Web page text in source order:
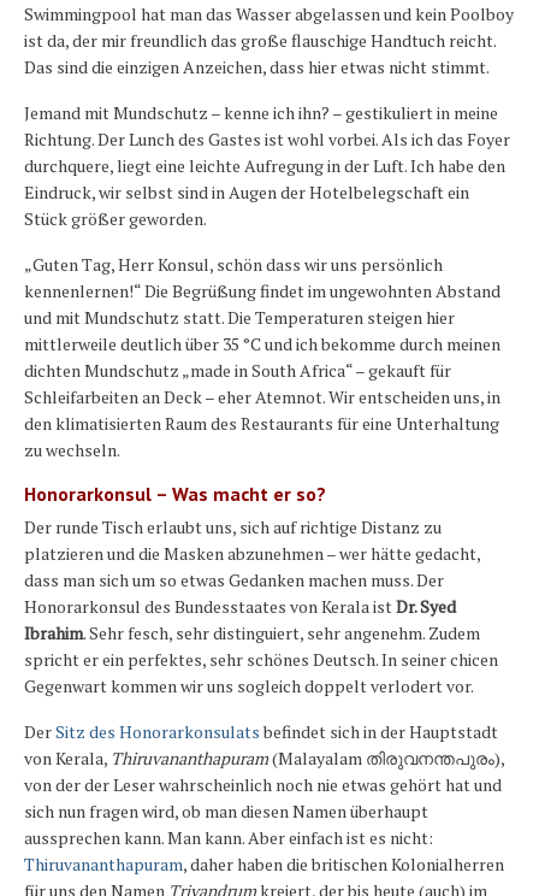
Swimmingpool hat man das Wasser abgelassen und kein Poolboy
ist da, der mir freundlich das große flauschige Handtuch reicht.
Das sind die einzigen Anzeichen, dass hier etwas nicht stimmt.
Jemand mit Mundschutz – kenne ich ihn? – gestikuliert in meine
Richtung. Der Lunch des Gastes ist wohl vorbei. Als ich das Foyer
durchquere, liegt eine leichte Aufregung in der Luft. Ich habe den
Eindruck, wir selbst sind in Augen der Hotelbelegschaft ein
Stück größer geworden.
„Guten Tag, Herr Konsul, schön dass wir uns persönlich
kennenlernen!“ Die Begrüßung findet im ungewohnten Abstand
und mit Mundschutz statt. Die Temperaturen steigen hier
mittlerweile deutlich über 35 °C und ich bekomme durch meinen
dichten Mundschutz „made in South Africa“ – gekauft für
Schleifarbeiten an Deck – eher Atemnot. Wir entscheiden uns, in
den klimatisierten Raum des Restaurants für eine Unterhaltung
zu wechseln.
Honorarkonsul – Was macht er so?
Der runde Tisch erlaubt uns, sich auf richtige Distanz zu
platzieren und die Masken abzunehmen – wer hätte gedacht,
dass man sich um so etwas Gedanken machen muss. Der
Honorarkonsul des Bundesstaates von Kerala ist Dr. Syed
Ibrahim. Sehr fesch, sehr distinguiert, sehr angenehm. Zudem
spricht er ein perfektes, sehr schönes Deutsch. In seiner chicen
Gegenwart kommen wir uns sogleich doppelt verlodert vor.
DerSitz des Honorarkonsulatsbefindet sich in der Hauptstadt
von Kerala, Thiruvananthapuram(Malayalam തിരുവനന്തപുരം),
von der der Leser wahrscheinlich noch nie etwas gehört hat und
sich nun fragen wird, ob man diesen Namen überhaupt
aussprechen kann. Man kann. Aber einfach ist es nicht:
Thiruvananthapuram, daher haben die britischen Kolonialherren
für uns den Namen Trivandrumkreiert, der bis heute (auch) im